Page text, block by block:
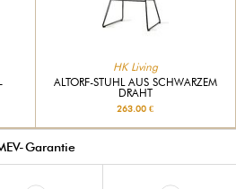
HK Living
ALTORF-STUHL AUS SCHWARZEM
DRAHT
263.00 €
Garantie